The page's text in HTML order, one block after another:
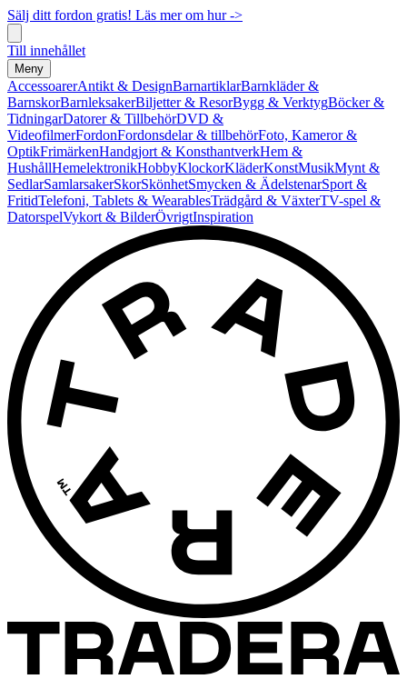
Sälj ditt fordon gratis! Läs mer om hur ->
Till innehållet
Meny
AccessoarerAntikt & DesignBarnartiklarBarnkläder &
BarnskorBarnleksakerBiljetter & ResorBygg & VerktygBöcker &
TidningarDatorer & TillbehörDVD &
VideofilmerFordonFordonsdelar & tillbehörFoto, Kameror &
OptikFrimärkenHandgjort & KonsthantverkHem &
HushållHemelektronikHobbyKlockorKläderKonstMusikMynt &
SedlarSamlarsakerSkorSkönhetSmycken & ÄdelstenarSport &
FritidTelefoni, Tablets & WearablesTrädgård & VäxterTV-spel &
DatorspelVykort & BilderÖvrigtInspiration